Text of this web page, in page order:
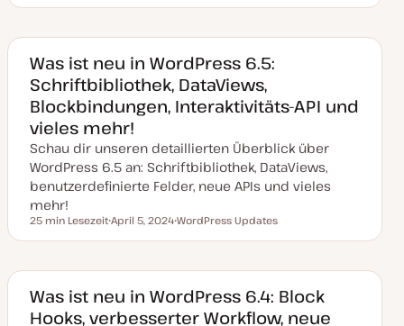
a
a
k
t
u
a
l
i
s
i
e
r
t
h
Was ist neu in WordPress 6.5:
Schriftbibliothek, DataViews,
Blockbindungen, Interaktivitäts-API und
vieles mehr!
Schau dir unseren detaillierten Überblick über
WordPress 6.5 an: Schriftbibliothek, DataViews,
benutzerdefinierte Felder, neue APIs und vieles
mehr!
Lesezeit
25 min Lesezeit
a
a
k
t
April 5, 2024
h
WordPress Updates
Was ist neu in WordPress 6.4: Block
Hooks, verbesserter Workflow, neue